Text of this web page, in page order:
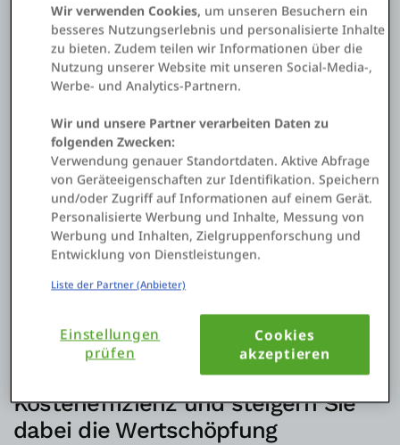
Erlebnisse an jedem Touchpoint
Kartieren Sie den Weg zur
Kosteneffizienz und steigern Sie
dabei die Wertschöpfung
Wir verwenden Cookies, um unseren Besuchern ein
besseres Nutzungserlebnis und personalisierte Inhalte
zu bieten. Zudem teilen wir Informationen über die
Nutzung unserer Website mit unseren Social-Media-,
Werbe- und Analytics-Partnern.
Wir und unsere Partner verarbeiten Daten zu
folgenden Zwecken:
Verwendung genauer Standortdaten. Aktive Abfrage
von Geräteeigenschaften zur Identifikation. Speichern
und/oder Zugriff auf Informationen auf einem Gerät.
Personalisierte Werbung und Inhalte, Messung von
Werbung und Inhalten, Zielgruppenforschung und
Entwicklung von Dienstleistungen.
Liste der Partner (Anbieter)
Einstellungen
prüfen
Cookies
akzeptieren